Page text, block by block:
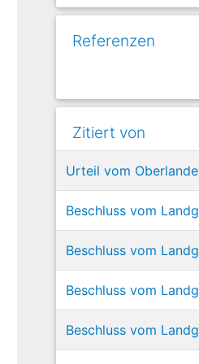
Referenzen
Zitiert von
Urteil vom
Beschluss vom
Beschluss vom
Beschluss vom
Beschluss vom